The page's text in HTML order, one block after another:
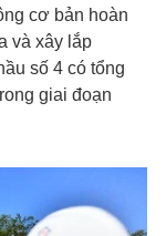
cơ bản hoàn
và xây lắp
số 4 có tổng
giai đoạn